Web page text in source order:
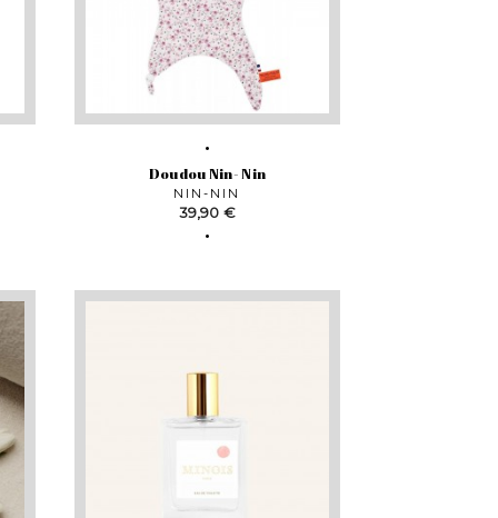
Doudou Nin- Nin
NIN-NIN
Prix
39,90 €